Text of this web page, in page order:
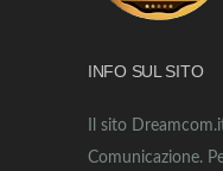
INFO SUL SITO
Il sito
Comunicazione.